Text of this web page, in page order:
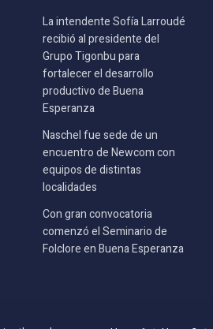
La intendente Sofía Larroudé
recibió al presidente del
Grupo Tigonbu para
fortalecer el desarrollo
productivo de Buena
Esperanza
Naschel fue sede de un
encuentro de Newcom con
equipos de distintas
localidades
Con gran convocatoria
comenzó el Seminario de
Folclore en Buena Esperanza